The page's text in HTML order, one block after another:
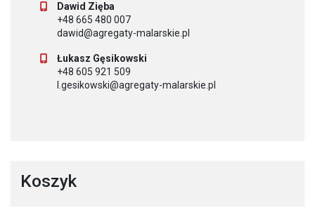
Dawid Zięba
+48 665 480 007
dawid@agregaty-malarskie.pl
Łukasz Gęsikowski
+48 605 921 509
l.gesikowski@agregaty-malarskie.pl
Koszyk